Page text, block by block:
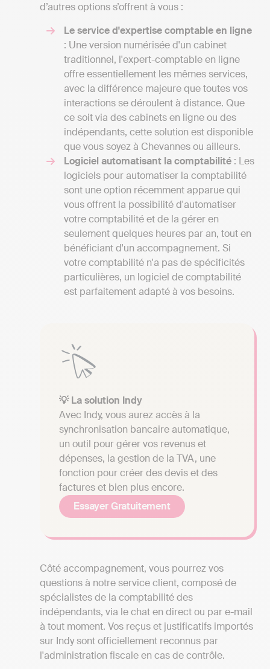
d’autres options s’offrent à vous :
Le service d'expertise comptable en ligne
: Une version numérisée d'un cabinet
traditionnel, l'expert-comptable en ligne
offre essentiellement les mêmes services,
avec la différence majeure que toutes vos
interactions se déroulent à distance. Que
ce soit via des cabinets en ligne ou des
indépendants, cette solution est disponible
que vous soyez à Chevannes ou ailleurs.
Logiciel automatisant la comptabilité : Les
logiciels pour automatiser la comptabilité
sont une option récemment apparue qui
vous offrent la possibilité d'automatiser
votre comptabilité et de la gérer en
seulement quelques heures par an, tout en
bénéficiant d'un accompagnement. Si
votre comptabilité n'a pas de spécificités
particulières, un logiciel de comptabilité
est parfaitement adapté à vos besoins.
💡 La solution Indy
Avec Indy, vous aurez accès à la
synchronisation bancaire automatique,
un outil pour gérer vos revenus et
dépenses, la gestion de la TVA, une
fonction pour créer des devis et des
factures et bien plus encore.
Essayer Gratuitement
Côté accompagnement, vous pourrez vos
questions à notre service client, composé de
spécialistes de la comptabilité des
indépendants, via le chat en direct ou par e-mail
à tout moment. Vos reçus et justificatifs importés
sur Indy sont officiellement reconnus par
l'administration fiscale en cas de contrôle.